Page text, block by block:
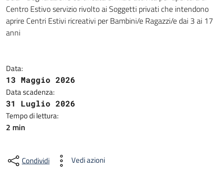
Centro Estivo servizio rivolto ai Soggetti privati che intendono
aprire Centri Estivi ricreativi per Bambini/e Ragazzi/e dai 3 ai 17
anni
Data:
13 Maggio 2026
Data scadenza:
31 Luglio 2026
Tempo di lettura:
2 min
Condividi Vedi azioni